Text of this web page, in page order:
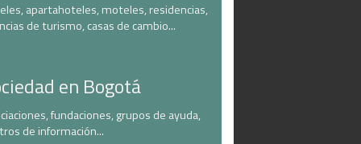
apartahoteles, moteles, residencias,
de turismo, casas de cambio...
en Bogotá
fundaciones, grupos de ayuda,
de información...